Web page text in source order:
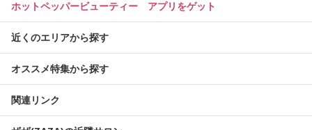
ホットペッパービューティー アプリをゲット
近くのエリアから探す
オススメ特集から探す
関連リンク